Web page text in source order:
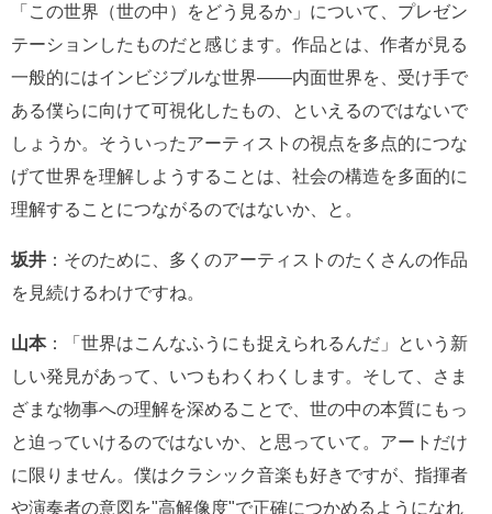
「この世界（世の中）をどう見るか」について、プレゼン
テーションしたものだと感じます。作品とは、作者が見る
一般的にはインビジブルな世界――内面世界を、受け手で
ある僕らに向けて可視化したもの、といえるのではないで
しょうか。そういったアーティストの視点を多点的につな
げて世界を理解しようすることは、社会の構造を多面的に
理解することにつながるのではないか、と。
坂井 ：そのために、多くのアーティストのたくさんの作品
を見続けるわけですね。
山本：「世界はこんなふうにも捉えられるんだ」という新
しい発見があって、いつもわくわくします。そして、さま
ざまな物事への理解を深めることで、世の中の本質にもっ
と迫っていけるのではないか、と思っていて。アートだけ
に限りません。僕はクラシック音楽も好きですが、指揮者
や演奏者の意図を"高解像度"で正確につかめるようになれ